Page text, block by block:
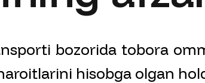
bozorida tobora
hisobga olgan